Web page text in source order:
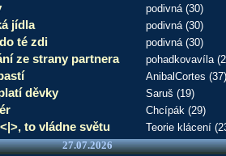
podivná (30)
jídla podivná (30)
té zdi podivná (30)
ze strany partnera pohadkovavíla
AnibalCortes (37)
děvky Saruš (19)
Chcípák (29)
to vládne světu Teorie klácení
27.07.2026